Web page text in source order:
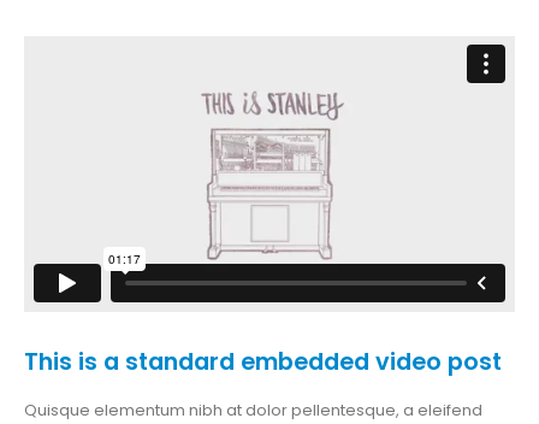
This is a standard embedded video post
Quisque elementum nibh at dolor pellentesque, a eleifend